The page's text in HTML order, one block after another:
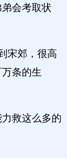
会考取状
宋郊，很高
条的生
救这么多的